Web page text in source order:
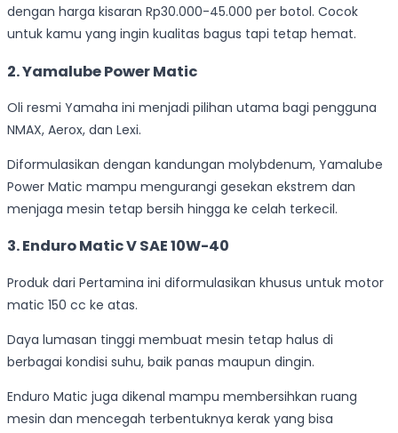
dengan harga kisaran Rp30.000-45.000 per botol. Cocok
untuk kamu yang ingin kualitas bagus tapi tetap hemat.
2. Yamalube Power Matic
Oli resmi Yamaha ini menjadi pilihan utama bagi pengguna
NMAX, Aerox, dan Lexi.
Diformulasikan dengan kandungan molybdenum, Yamalube
Power Matic mampu mengurangi gesekan ekstrem dan
menjaga mesin tetap bersih hingga ke celah terkecil.
3. Enduro Matic V SAE 10W-40
Produk dari Pertamina ini diformulasikan khusus untuk motor
matic 150 cc ke atas.
Daya lumasan tinggi membuat mesin tetap halus di
berbagai kondisi suhu, baik panas maupun dingin.
Enduro Matic juga dikenal mampu membersihkan ruang
mesin dan mencegah terbentuknya kerak yang bisa